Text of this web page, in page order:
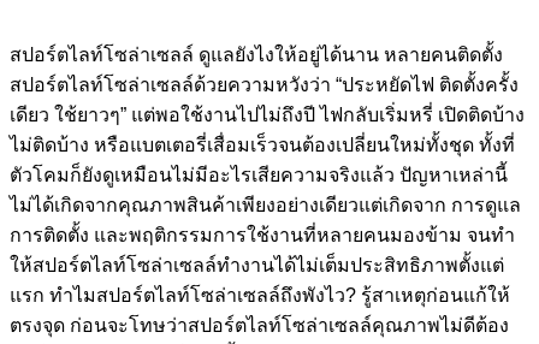
สปอร์ตไลท์โซล่าเซลล์ ดูแลยังไงให้อยู่ได้นาน หลายคนติดตั้ง
สปอร์ตไลท์โซล่าเซลล์ด้วยความหวังว่า “ประหยัดไฟ ติดตั้งครั้ง
เดียว ใช้ยาวๆ” แต่พอใช้งานไปไม่ถึงปี ไฟกลับเริ่มหรี่ เปิดติดบ้าง
ไม่ติดบ้าง หรือแบตเตอรี่เสื่อมเร็วจนต้องเปลี่ยนใหม่ทั้งชุด ทั้งที่
ตัวโคมก็ยังดูเหมือนไม่มีอะไรเสียความจริงแล้ว ปัญหาเหล่านี้
ไม่ได้เกิดจากคุณภาพสินค้าเพียงอย่างเดียวแต่เกิดจาก การดูแล
การติดตั้ง และพฤติกรรมการใช้งานที่หลายคนมองข้าม จนทำ
ให้สปอร์ตไลท์โซล่าเซลล์ทำงานได้ไม่เต็มประสิทธิภาพตั้งแต่
แรก ทำไมสปอร์ตไลท์โซล่าเซลล์ถึงพังไว? รู้สาเหตุก่อนแก้ให้
ตรงจุด ก่อนจะโทษว่าสปอร์ตไลท์โซล่าเซลล์คุณภาพไม่ดีต้อง